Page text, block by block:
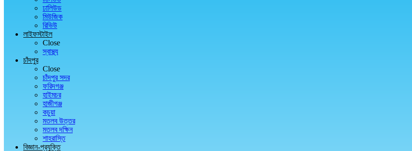
ঢালিউড
মিউজিক
রিভিউ
লাইফস্টাইল
Close
স্বাস্থ্য
চাঁদপুর
Close
চাঁদপুর সদর
ফরিদগঞ্জ
হাইমচর
হাজীগঞ্জ
কচুয়া
মতলব উত্তর
মতলব দক্ষিন
শাহরাস্তি
বিজ্ঞান-প্রযুক্তি